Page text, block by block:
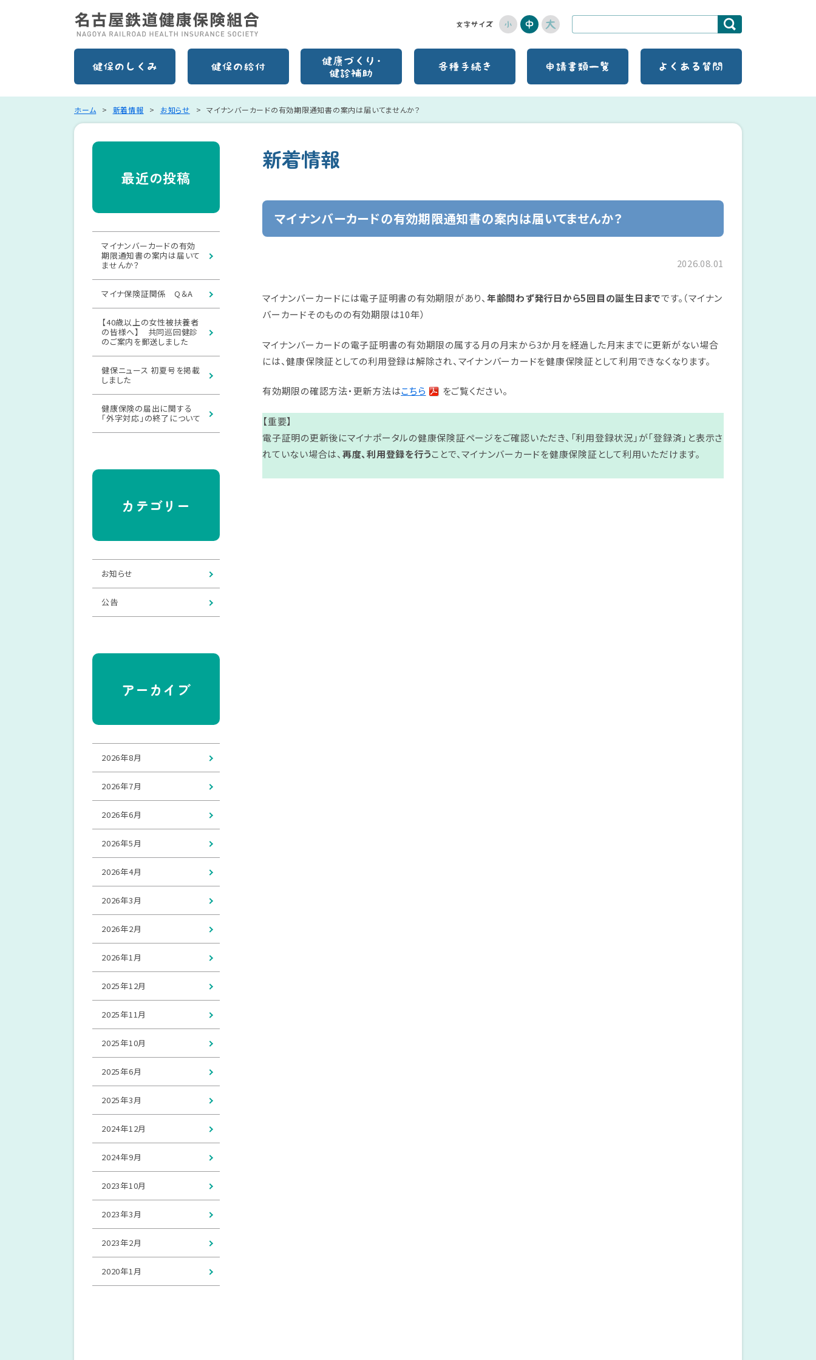
ホーム 新着情報 お知らせ マイナンバーカードの有効期限通知書の案内は届いてませんか？
新着情報
マイナンバーカードの有効期限通知書の案内は届いてませんか？
2026.08.01
マイナンバーカードには電子証明書の有効期限があり、 年齢問わず発行日から5回目の誕生日までです。（マイナン
バーカードそのものの有効期限は10年）
マイナンバーカードの電子証明書の有効期限の属する月の月末から3か月を経過した月末までに更新がない場合
には、健康保険証としての利用登録は解除され、マイナンバーカードを健康保険証として利用できなくなります。
有効期限の確認方法・更新方法はこちら をご覧ください。
【重要】
電子証明の更新後にマイナポータルの健康保険証ページをご確認いただき、「利用登録状況」が「登録済」と表示さ
れていない場合は、 再度、利用登録を行うことで、マイナンバーカードを健康保険証として利用いただけます。
最近の投稿
マイナンバーカードの有効
期限通知書の案内は届いて
ませんか？
マイナ保険証関係 Q＆A
【40歳以上の女性被扶養者
の皆様へ】 共同巡回健診
のご案内を郵送しました
健保ニュース 初夏号を掲載
しました
健康保険の届出に関する
「外字対応」の終了について
カテゴリー
お知らせ
公告
アーカイブ
2026年8月
2026年7月
2026年6月
2026年5月
2026年4月
2026年3月
2026年2月
2026年1月
2025年12月
2025年11月
2025年10月
2025年6月
2025年3月
2024年12月
2024年9月
2023年10月
2023年3月
2023年2月
2020年1月